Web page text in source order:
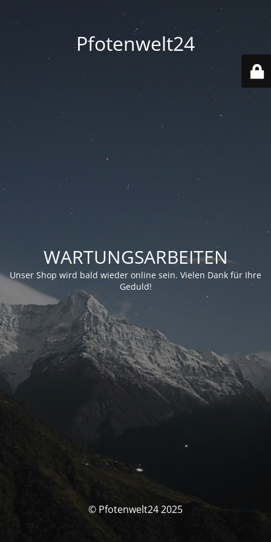
Pfotenwelt24
WARTUNGSARBEITEN
Unser Shop wird bald wieder online sein. Vielen Dank für Ihre
Geduld!
© Pfotenwelt24 2025